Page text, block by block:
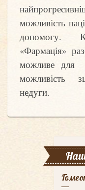
можливість
допомогу.
«Фармація»
можливе для
можливість
недуги.